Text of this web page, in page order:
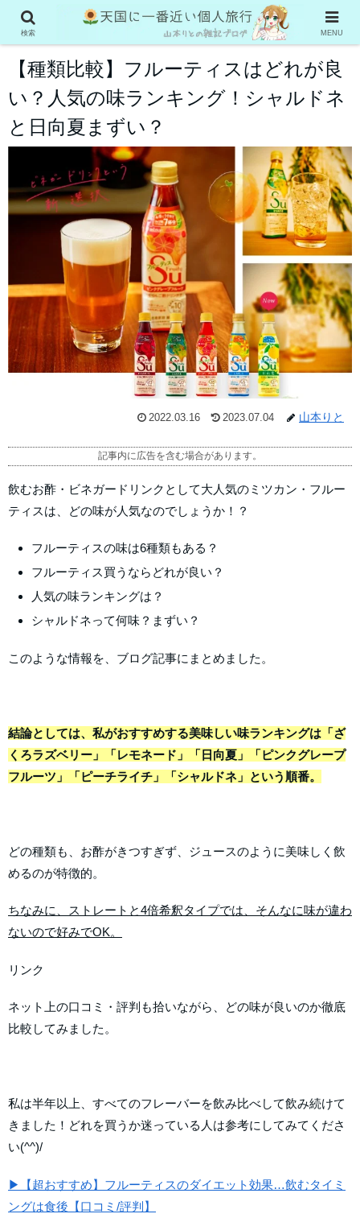
グルメ系
【種類比較】フルーティスはどれが良
い？人気の味ランキング！シャルドネ
と日向夏まずい？
2022.03.16 2023.07.04 山本りと
記事内に広告を含む場合があります。
飲むお酢・ビネガードリンクとして大人気のミツカン・フルー
ティスは、どの味が人気なのでしょうか！？
フルーティスの味は6種類もある？
フルーティス買うならどれが良い？
人気の味ランキングは？
シャルドネって何味？まずい？
このような情報を、ブログ記事にまとめました。
結論としては、私がおすすめする美味しい味ランキングは「ざ
くろラズベリー」「レモネード」「日向夏」「ピンクグレープ
フルーツ」「ピーチライチ」「シャルドネ」という順番。
どの種類も、お酢がきつすぎず、ジュースのように美味しく飲
めるのが特徴的。
ちなみに、ストレートと4倍希釈タイプでは、そんなに味が違わ
ないので好みでOK。
リンク
ネット上の口コミ・評判も拾いながら、どの味が良いのか徹底
比較してみました。
私は半年以上、すべてのフレーバーを飲み比べして飲み続けて
きました！どれを買うか迷っている人は参考にしてみてくださ
い(^^)/
▶【超おすすめ】フルーティスのダイエット効果…飲むタイミ
ングは食後【口コミ/評判】
検索 MENU